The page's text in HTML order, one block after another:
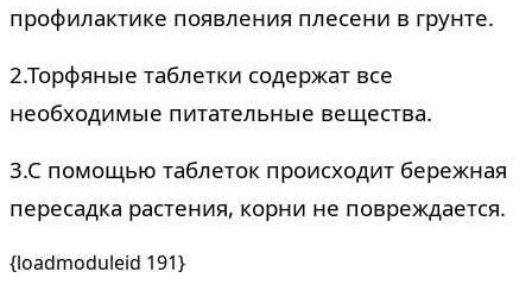
профилактике появления плесени в грунте.
2.Торфяные таблетки содержат все
необходимые питательные вещества.
3.С помощью таблеток происходит бережная
пересадка растения, корни не повреждается.
{loadmoduleid 191}